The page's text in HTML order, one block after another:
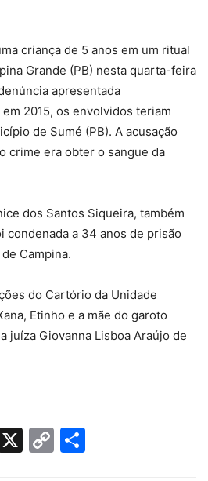
criança de 5 anos em um ritual
Grande (PB) nesta quarta-feira
apresentada
2015, os envolvidos teriam
de Sumé (PB). A acusação
crime era obter o sangue da
dos Santos Siqueira, também
condenada a 34 anos de prisão
Campina.
do Cartório da Unidade
Etinho e a mãe do garoto
juíza Giovanna Lisboa Araújo de
X
Copy